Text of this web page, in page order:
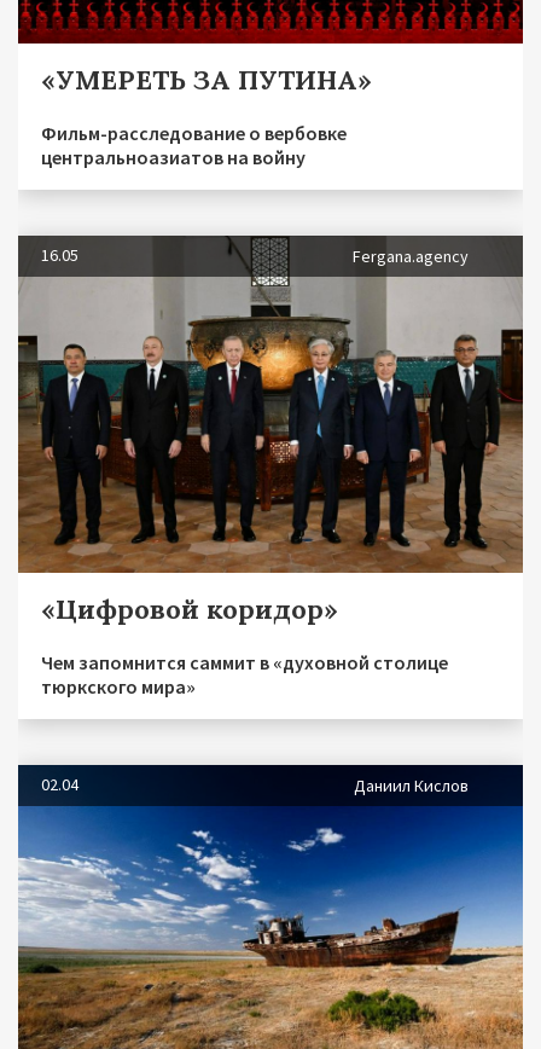
«УМЕРЕТЬ ЗА ПУТИНА»
Фильм-расследование о вербовке
центральноазиатов на войну
16.05 Fergana.agency
«Цифровой коридор»
Чем запомнится саммит в «духовной столице
тюркского мира»
02.04 Даниил Кислов